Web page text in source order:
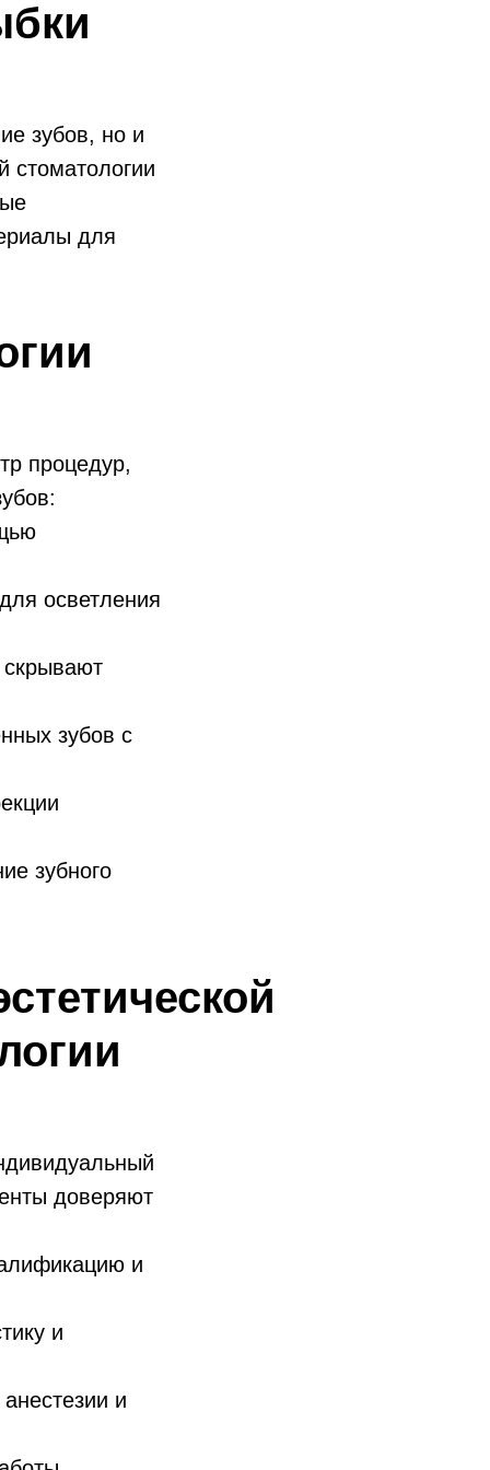
зубов, но и
стоматологии
для
процедур,
осветления
зубов с
зубного
доверяют
и
и
и